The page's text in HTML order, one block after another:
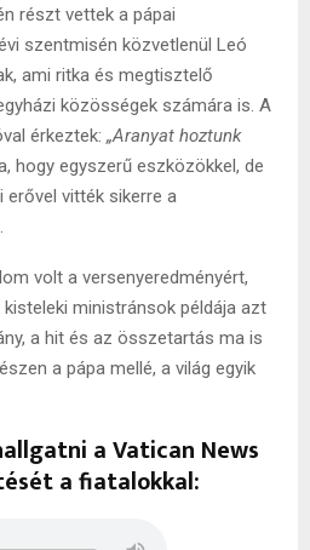
részt vettek a pápai
szentmisén közvetlenül Leó
ami ritka és megtisztelő
közösségek számára is. A
érkeztek: „Aranyat hoztunk
hogy egyszerű eszközökkel, de
vitték sikerre a
volt a versenyeredményért,
ministránsok példája azt
a hit és az összetartás ma is
a pápa mellé, a világ egyik
a Vatican News
a fiatalokkal: